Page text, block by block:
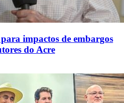
impactos de embargos
do Acre